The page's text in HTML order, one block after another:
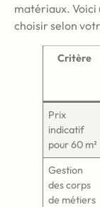
matériaux. Voici
choisir selon
Critère
Prix
indicatif
pour 60 m²
Gestion
des corps
de métiers